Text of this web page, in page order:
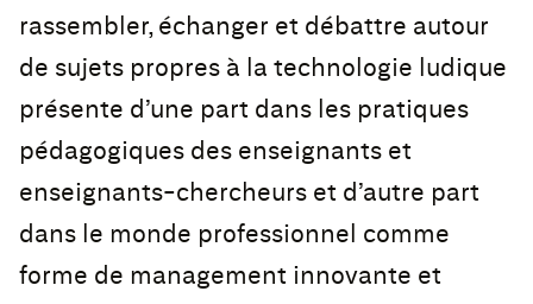
rassembler, échanger et débattre autour
de sujets propres à la technologie ludique
présente d’une part dans les pratiques
pédagogiques des enseignants et
enseignants-chercheurs et d’autre part
dans le monde professionnel comme
forme de management innovante et